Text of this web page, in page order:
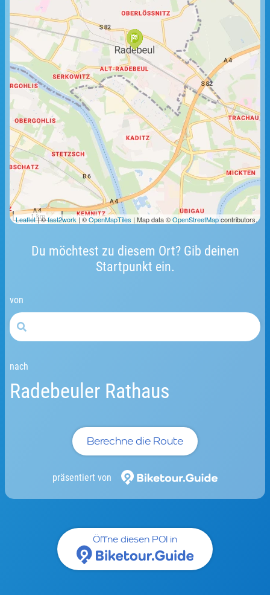
Du möchtest zu diesem Ort? Gib deinen
Startpunkt ein.
von
nach
Radebeuler Rathaus
Berechne die Route
präsentiert von
1 km
Leaflet| ©fast2work | ©OpenMapTiles | Map data ©OpenStreetMapcontributors.
Öffne diesen POI in